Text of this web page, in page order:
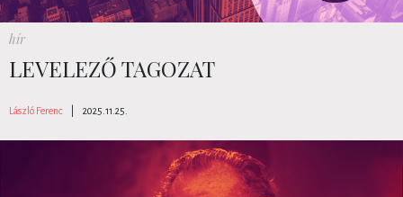
hír
LEVELEZŐ TAGOZAT
László Ferenc 2025.11.25.